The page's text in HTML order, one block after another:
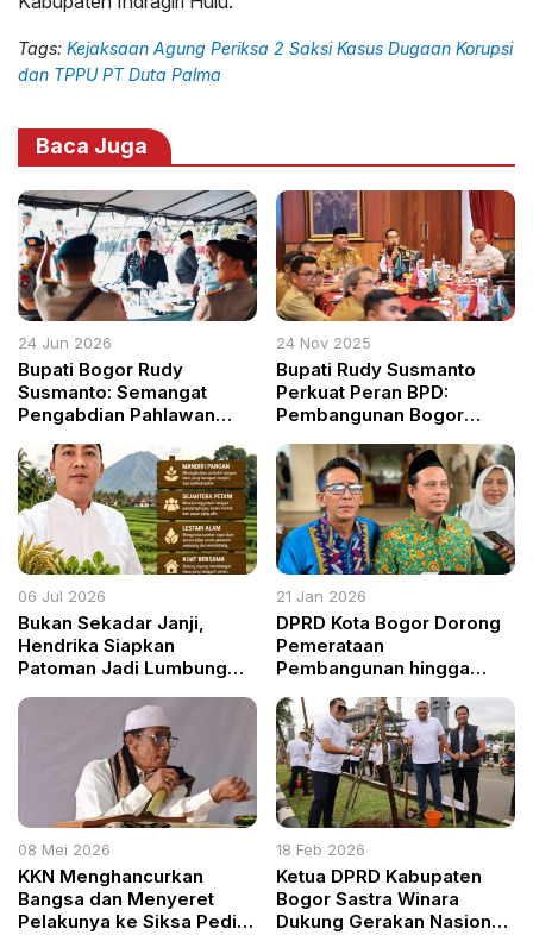
Tags: Kejaksaan Agung Periksa 2 Saksi Kasus Dugaan Korupsi
dan TPPU PT Duta Palma
Baca Juga
24 Jun 2026
Bupati Bogor Rudy
Susmanto: Semangat
Pengabdian Pahlawan
24 Nov 2025
Bupati Rudy Susmanto
Perkuat Peran BPD:
Pembangunan Bogor
06 Jul 2026
Bukan Sekadar Janji,
Hendrika Siapkan
Patoman Jadi Lumbung
21 Jan 2026
DPRD Kota Bogor Dorong
Pemerataan
Pembangunan hingga
Sareal
08 Mei 2026
KKN Menghancurkan
Bangsa dan Menyeret
Pelakunya ke Siksa Pedih,
18 Feb 2026
Ketua DPRD Kabupaten
Bogor Sastra Winara
Dukung Gerakan Nasional